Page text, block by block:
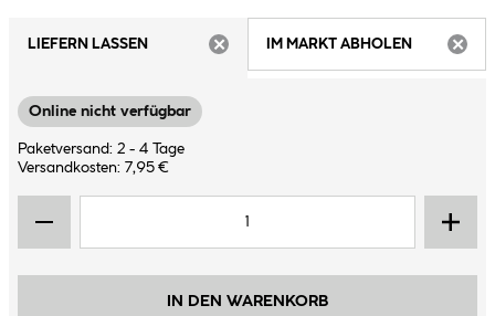
LIEFERN LASSEN
IM MARKT ABHOLEN
Online nicht verfügbar
Paketversand: 2 - 4 Tage
Versandkosten: 7,95 €
IN DEN WARENKORB